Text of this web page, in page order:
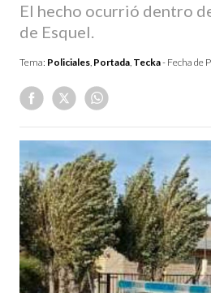
El hecho ocurrió dentro
de Esquel.
Tema: Policiales, Portada, Tecka- Fecha de